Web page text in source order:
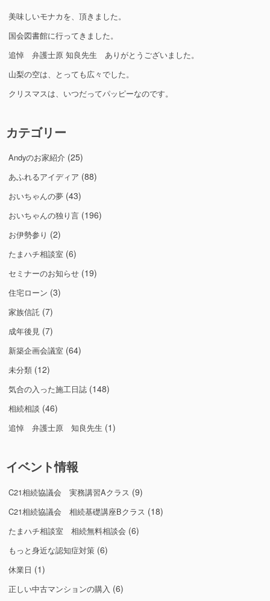
美味しいモナカを、頂きました。
国会図書館に行ってきました。
追悼 弁護士原 知良先生 ありがとうございました。
山梨の空は、とっても広々でした。
クリスマスは、いつだってパッピーなのです。
カテゴリー
Andyのお家紹介 (25)
あふれるアイディア (88)
おいちゃんの夢 (43)
おいちゃんの独り言 (196)
お伊勢参り (2)
たまハチ相談室 (6)
セミナーのお知らせ (19)
住宅ローン (3)
家族信託 (7)
成年後見 (7)
新築企画会議室 (64)
未分類 (12)
気合の入った施工日誌 (148)
相続相談 (46)
追悼 弁護士原 知良先生 (1)
イベント情報
C21相続協議会 実務講習Aクラス (9)
C21相続協議会 相続基礎講座Bクラス (18)
たまハチ相談室 相続無料相談会 (6)
もっと身近な認知症対策 (6)
休業日 (1)
正しい中古マンションの購入 (6)